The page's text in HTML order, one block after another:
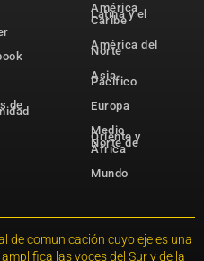
de
América
Latina y el
Caribe
América del
Norte
Asia-
Pacífico
Europa
Medio
Oriente y
Norte de
África
Mundo
de comunicación cuyo eje es una
las voces del Sur y de la